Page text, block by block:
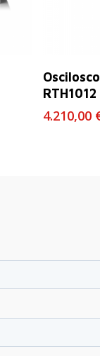
RTH1012
4.210,00